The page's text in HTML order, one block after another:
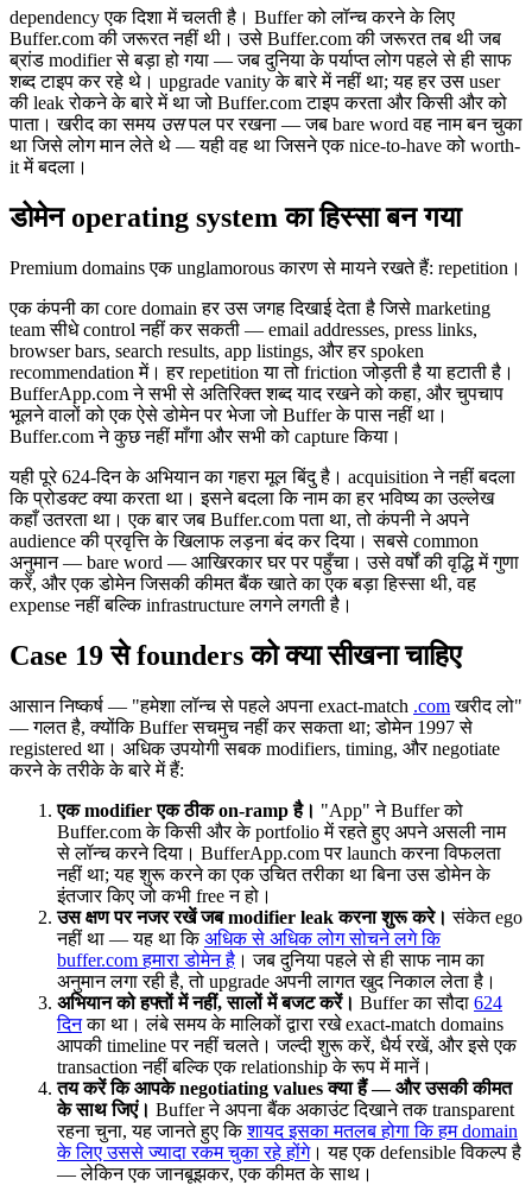
dependency एक दिशा में चलती है। Buffer को लॉन्च करने के लिए
Buffer.com की जरूरत नहीं थी। उसे Buffer.com की जरूरत तब थी जब
ब्रांड modifier से बड़ा हो गया — जब दुनिया के पर्याप्त लोग पहले से ही साफ
शब्द टाइप कर रहे थे। upgrade vanity के बारे में नहीं था; यह हर उस user
की leak रोकने के बारे में था जो Buffer.com टाइप करता और किसी और को
पाता। खरीद का समय उसपल पर रखना — जब bare word वह नाम बन चुका
था जिसे लोग मान लेते थे — यही वह था जिसने एक nice-to-have को worth-
it में बदला।
डोमेन operating system का हिस्सा बन गया
Premium domains एक unglamorous कारण से मायने रखते हैं: repetition।
एक कंपनी का core domain हर उस जगह दिखाई देता है जिसे marketing
team सीधे control नहीं कर सकती — email addresses, press links,
browser bars, search results, app listings, और हर spoken
recommendation में। हर repetition या तो friction जोड़ती है या हटाती है।
BufferApp.com ने सभी से अतिरिक्त शब्द याद रखने को कहा, और चुपचाप
भूलने वालों को एक ऐसे डोमेन पर भेजा जो Buffer के पास नहीं था।
Buffer.com ने कुछ नहीं माँगा और सभी को capture किया।
यही पूरे 624-दिन के अभियान का गहरा मूल बिंदु है। acquisition ने नहीं बदला
कि प्रोडक्ट क्या करता था। इसने बदला कि नाम का हर भविष्य का उल्लेख
कहाँ उतरता था। एक बार जब Buffer.com पता था, तो कंपनी ने अपने
audience की प्रवृत्ति के खिलाफ लड़ना बंद कर दिया। सबसे common
अनुमान — bare word — आखिरकार घर पर पहुँचा। उसे वर्षों की वृद्धि में गुणा
करें, और एक डोमेन जिसकी कीमत बैंक खाते का एक बड़ा हिस्सा थी, वह
expense नहीं बल्कि infrastructure लगने लगती है।
Case 19 से founders को क्या सीखना चाहिए
आसान निष्कर्ष — "हमेशा लॉन्च से पहले अपना exact-match .comखरीद लो"
— गलत है, क्योंकि Buffer सचमुच नहीं कर सकता था; डोमेन 1997 से
registered था। अधिक उपयोगी सबक modifiers, timing, और negotiate
करने के तरीके के बारे में हैं:
एक modifier एक ठीक on-ramp है। "App" ने Buffer को
Buffer.com के किसी और के portfolio में रहते हुए अपने असली नाम
से लॉन्च करने दिया। BufferApp.com पर launch करना विफलता
नहीं था; यह शुरू करने का एक उचित तरीका था बिना उस डोमेन के
इंतजार किए जो कभी free न हो।
उस क्षण पर नजर रखें जब modifier leak करना शुरू करे। संकेत ego
नहीं था — यह था किअधिक से अधिक लोग सोचने लगे कि
buffer.com हमारा डोमेन है । जब दुनिया पहले से ही साफ नाम का
अनुमान लगा रही है, तो upgrade अपनी लागत खुद निकाल लेता है।
अभियान को हफ्तों में नहीं, सालों में बजट करें। Buffer का सौदा 624
दिनका था। लंबे समय के मालिकों द्वारा रखे exact-match domains
आपकी timeline पर नहीं चलते। जल्दी शुरू करें, धैर्य रखें, और इसे एक
transaction नहीं बल्कि एक relationship के रूप में मानें।
तय करें कि आपके negotiating values क्या हैं — और उसकी कीमत
के साथ जिएं। Buffer ने अपना बैंक अकाउंट दिखाने तक transparent
रहना चुना, यह जानते हुए किशायद इसका मतलब होगा कि हम domain
के लिए उससे ज्यादा रकम चुका रहे होंगे। यह एक defensible विकल्प है
— लेकिन एक जानबूझकर, एक कीमत के साथ।